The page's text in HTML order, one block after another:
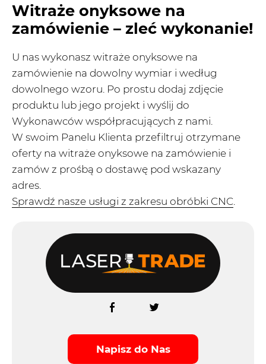
Witraże onyksowe na
zamówienie – zleć wykonanie!
U nas wykonasz witraże onyksowe na
zamówienie na dowolny wymiar i według
dowolnego wzoru. Po prostu dodaj zdjęcie
produktu lub jego projekt i wyślij do
Wykonawców współpracujących z nami.
W swoim Panelu Klienta przefiltruj otrzymane
oferty na witraże onyksowe na zamówienie i
zamów z prośbą o dostawę pod wskazany
adres.
Sprawdź nasze usługi z zakresu obróbki CNC
Napisz do Nas